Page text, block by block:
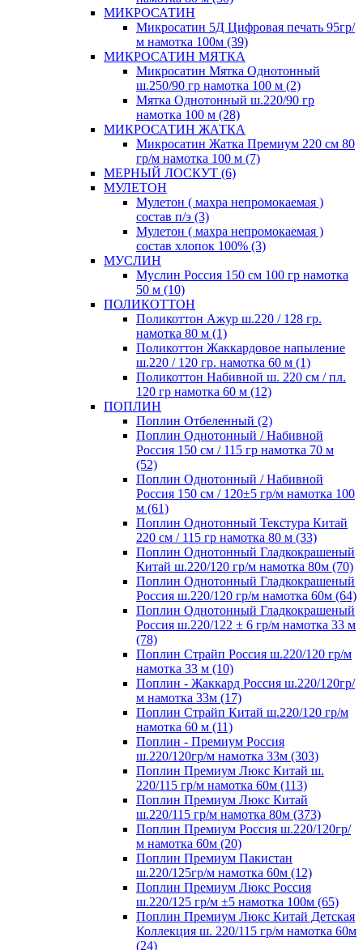
МИКРОСАТИН
Микросатин 5Д Цифровая печать 95гр/
м намотка 100м (39)
МИКРОСАТИН МЯТКА
Микросатин Мятка Однотонный
ш.250/90 гр намотка 100 м (2)
Мятка Однотонный ш.220/90 гр
намотка 100 м (28)
МИКРОСАТИН ЖАТКА
Микросатин Жатка Премиум 220 см 80
гр/м намотка 100 м (7)
МЕРНЫЙ ЛОСКУТ (6)
МУЛЕТОН
Мулетон ( махра непромокаемая )
состав п/э (3)
Мулетон ( махра непромокаемая )
состав хлопок 100% (3)
МУСЛИН
Муслин Россия 150 см 100 гр намотка
50 м (10)
ПОЛИКОТТОН
Поликоттон Ажур ш.220 / 128 гр.
намотка 80 м (1)
Поликоттон Жаккардовое напыление
ш.220 / 120 гр. намотка 60 м (1)
Поликоттон Набивной ш. 220 см / пл.
120 гр намотка 60 м (12)
ПОПЛИН
Поплин Отбеленный (2)
Поплин Однотонный / Набивной
Россия 150 см / 115 гр намотка 70 м
(52)
Поплин Однотонный / Набивной
Россия 150 см / 120±5 гр/м намотка 100
м (61)
Поплин Однотонный Текстура Китай
220 см / 115 гр намотка 80 м (33)
Поплин Однотонный Гладкокрашеный
Китай ш.220/120 гр/м намотка 80м (70)
Поплин Однотонный Гладкокрашеный
Россия ш.220/120 гр/м намотка 60м (64)
Поплин Однотонный Гладкокрашеный
Россия ш.220/122 ± 6 гр/м намотка 33 м
(78)
Поплин Страйп Россия ш.220/120 гр/м
намотка 33 м (10)
Поплин - Жаккард Россия ш.220/120гр/
м намотка 33м (17)
Поплин Страйп Китай ш.220/120 гр/м
намотка 60 м (11)
Поплин - Премиум Россия
ш.220/120гр/м намотка 33м (303)
Поплин Премиум Люкс Китай ш.
220/115 гр/м намотка 60м (113)
Поплин Премиум Люкс Китай
ш.220/115 гр/м намотка 80м (373)
Поплин Премиум Россия ш.220/120гр/
м намотка 60м (20)
Поплин Премиум Пакистан
ш.220/125гр/м намотка 60м (12)
Поплин Премиум Люкс Россия
ш.220/125 гр/м ±5 намотка 100м (65)
Поплин Премиум Люкс Китай Детская
Коллекция ш. 220/115 гр/м намотка 60м
(24)